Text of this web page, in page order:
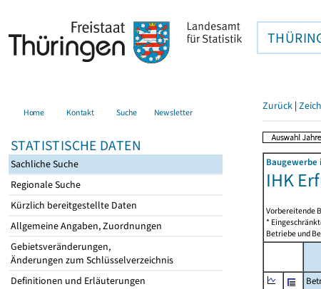
Home Kontakt Suche Newsletter
STATISTISCHE DATEN
Sachliche Suche
Regionale Suche
Kürzlich bereitgestellte Daten
Allgemeine Angaben, Zuordnungen
Gebietsveränderungen,
Änderungen zum Schlüsselverzeichnis
Definitionen und Erläuterungen
Zurück |
Baugewerbe
IHK
Vorbereitende
*
Betriebe und